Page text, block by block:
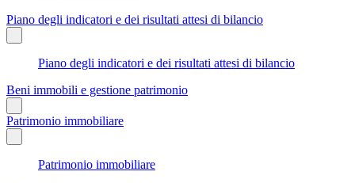
Piano degli indicatori e dei risultati attesi di bilancio
Piano degli indicatori e dei risultati attesi di bilancio
Beni immobili e gestione patrimonio
Patrimonio immobiliare
Patrimonio immobiliare